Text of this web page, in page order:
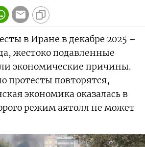
в Иране в декабре 2025 –
жестоко подавленные
экономические причины.
протесты повторятся,
экономика оказалась в
режим аятолл не может